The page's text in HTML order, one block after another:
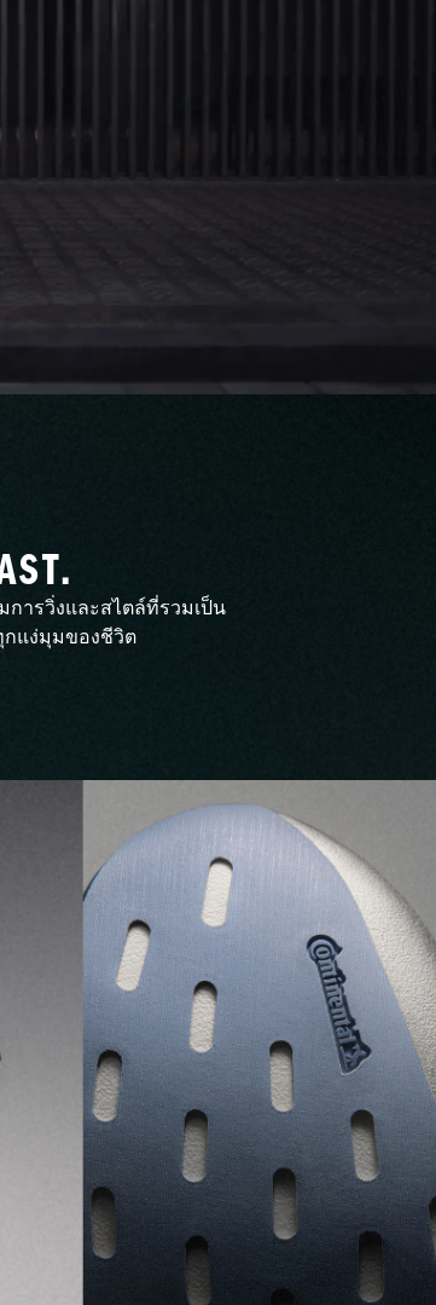
การวิ่งและสไตล์ที่รวมเป็น
กแง่มุมของชีวิต